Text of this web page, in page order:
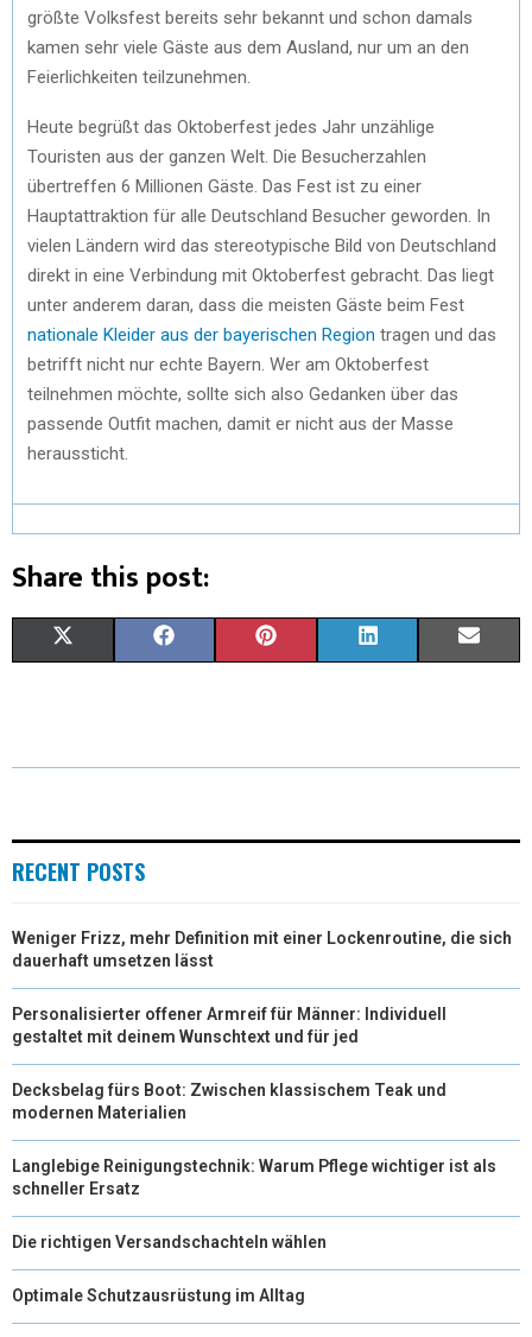
größte Volksfest bereits sehr bekannt und schon damals
kamen sehr viele Gäste aus dem Ausland, nur um an den
Feierlichkeiten teilzunehmen.
Heute begrüßt das Oktoberfest jedes Jahr unzählige
Touristen aus der ganzen Welt. Die Besucherzahlen
übertreffen 6 Millionen Gäste. Das Fest ist zu einer
Hauptattraktion für alle Deutschland Besucher geworden. In
vielen Ländern wird das stereotypische Bild von Deutschland
direkt in eine Verbindung mit Oktoberfest gebracht. Das liegt
unter anderem daran, dass die meisten Gäste beim Fest
nationale Kleider aus der bayerischen Region tragen und das
betrifft nicht nur echte Bayern. Wer am Oktoberfest
teilnehmen möchte, sollte sich also Gedanken über das
passende Outfit machen, damit er nicht aus der Masse
heraussticht.
Share this post:
W
E
)
E
K
T
S
K
N
I
RECENT POSTS
Weniger Frizz, mehr Definition mit einer Lockenroutine, die sich
dauerhaft umsetzen lässt
Personalisierter offener Armreif für Männer: Individuell
gestaltet mit deinem Wunschtext und für jed
Decksbelag fürs Boot: Zwischen klassischem Teak und
modernen Materialien
Langlebige Reinigungstechnik: Warum Pflege wichtiger ist als
schneller Ersatz
Die richtigen Versandschachteln wählen
Optimale Schutzausrüstung im Alltag